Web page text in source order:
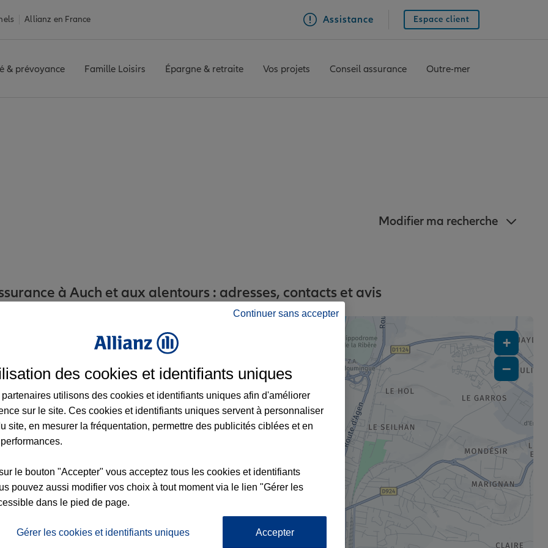
Allianz en France Assistance Espace client
& prévoyance Famille Loisirs Épargne & retraite Vos projets Conseil assurance Outre-mer
Modifier ma recherche
à Auch et aux alentours : adresses, contacts et avis
+
−
Continuer sans accepter
des cookies et identifiants uniques
partenaires utilisons des cookies et identifiants uniques afin d'améliorer
sur le site. Ces cookies et identifiants uniques servent à personnaliser
site, en mesurer la fréquentation, permettre des publicités ciblées et en
le bouton "Accepter" vous acceptez tous les cookies et identifiants
pouvez aussi modifier vos choix à tout moment via le lien "Gérer les
dans le pied de page.
Gérer les cookies et identifiants uniques Accepter